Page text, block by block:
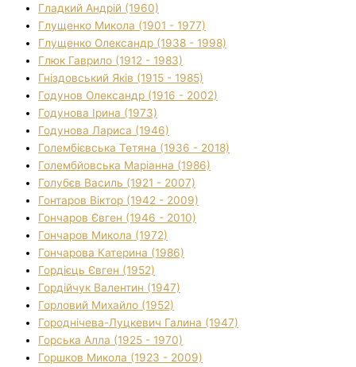
Гладкий Андрій (1960)
Глущенко Микола (1901 - 1977)
Глущенко Олександр (1938 - 1998)
Глюк Гаврило (1912 - 1983)
Гніздовський Яків (1915 - 1985)
Годунов Олександр (1916 - 2002)
Годунова Ірина (1973)
Годунова Лариса (1946)
Голембієвська Тетяна (1936 - 2018)
Голембйовська Маріанна (1986)
Голубєв Василь (1921 - 2007)
Гонтаров Віктор (1942 - 2009)
Гончаров Євген (1946 - 2010)
Гончаров Микола (1972)
Гончарова Катерина (1986)
Гордієць Євген (1952)
Гордійчук Валентин (1947)
Горловий Михайло (1952)
Городнічева-Луцкевич Галина (1947)
Горська Алла (1925 - 1970)
Горшков Микола (1923 - 2009)